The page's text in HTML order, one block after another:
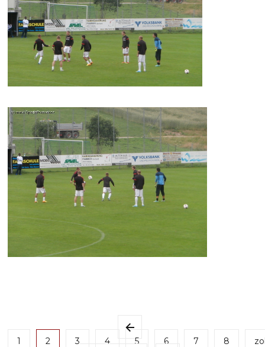
1 2 3 4 5 6 7 8